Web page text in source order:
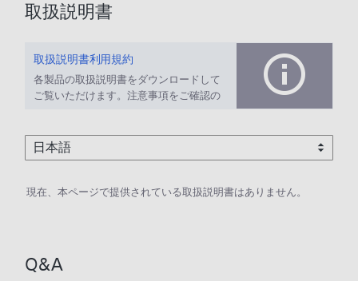
取扱説明書
取扱説明書利用規約
各製品の取扱説明書をダウンロードして
ご覧いただけます。注意事項をご確認の
現在、本ページで提供されている取扱説明書はありません。
Q&A